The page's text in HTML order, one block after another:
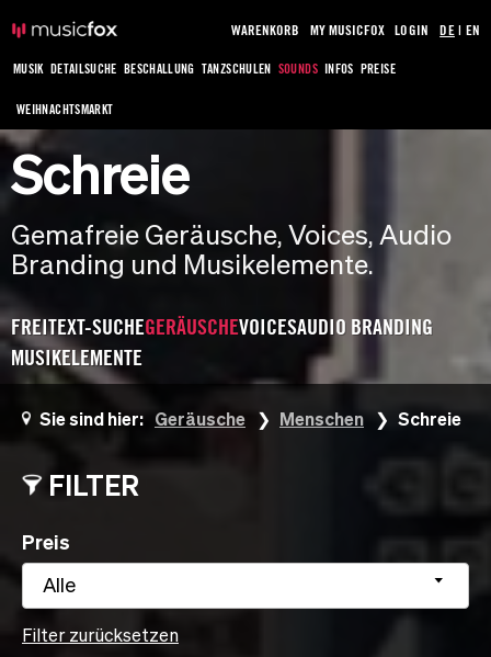
MUSIK DETAILSUCHE BESCHALLUNG TANZSCHULEN SOUNDS INFOS PREISE
WEIHNACHTSMARKT
WARENKORB MY MUSICFOX LOGIN DE| EN
Schreie
Gemafreie Geräusche, Voices, Audio
Branding und Musikelemente.
FREITEXT-SUCHEGERÄUSCHEVOICESAUDIO BRANDING
MUSIKELEMENTE
Sie sind hier: Geräusche Menschen Schreie
FILTER
Preis
Alle
Filter zurücksetzen